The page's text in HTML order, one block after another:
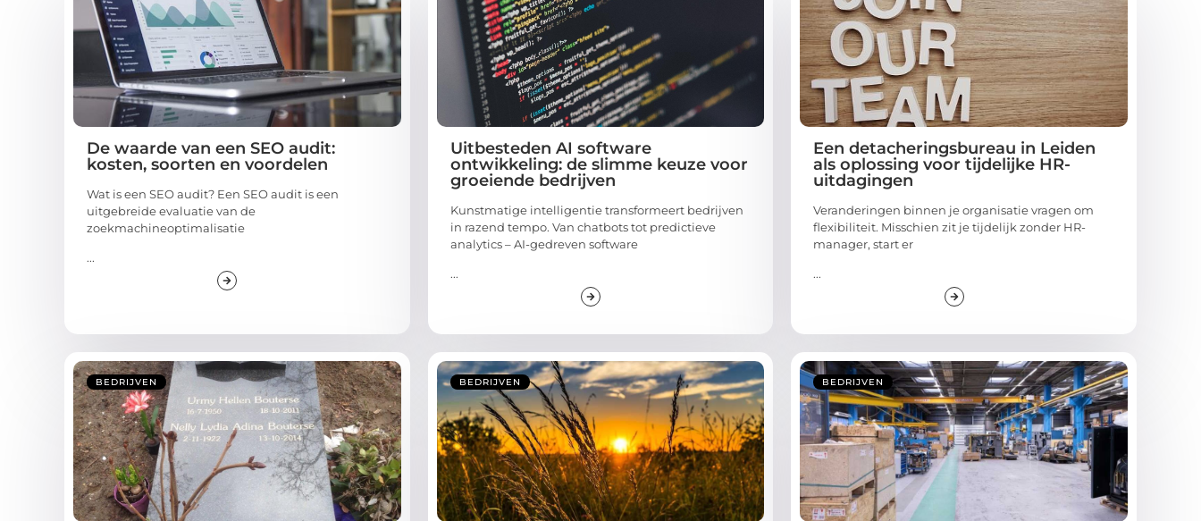
De waarde van een SEO audit:
kosten, soorten en voordelen
Wat is een SEO audit? Een SEO audit is een
uitgebreide evaluatie van de
zoekmachineoptimalisatie
...
Uitbesteden AI software
ontwikkeling: de slimme keuze voor
groeiende bedrijven
Kunstmatige intelligentie transformeert bedrijven
in razend tempo. Van chatbots tot predictieve
analytics – AI-gedreven software
...
Een detacheringsbureau in Leiden
als oplossing voor tijdelijke HR-
uitdagingen
Veranderingen binnen je organisatie vragen om
flexibiliteit. Misschien zit je tijdelijk zonder HR-
manager, start er
...
BEDRIJVEN BEDRIJVEN BEDRIJVEN